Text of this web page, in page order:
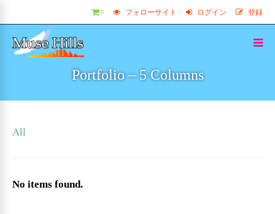
フォローサイト ログイン 登録
0
Portfolio – 5 Columns
All
No items found.